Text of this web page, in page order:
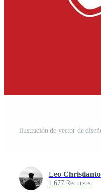
Leo Christianto
1.677 Recursos